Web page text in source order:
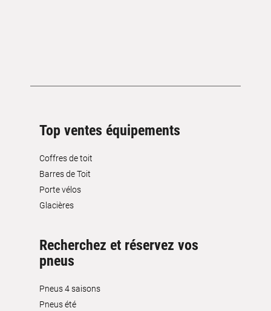
Top ventes équipements
Coffres de toit
Barres de Toit
Porte vélos
Glacières
Recherchez et réservez vos
pneus
Pneus 4 saisons
Pneus été